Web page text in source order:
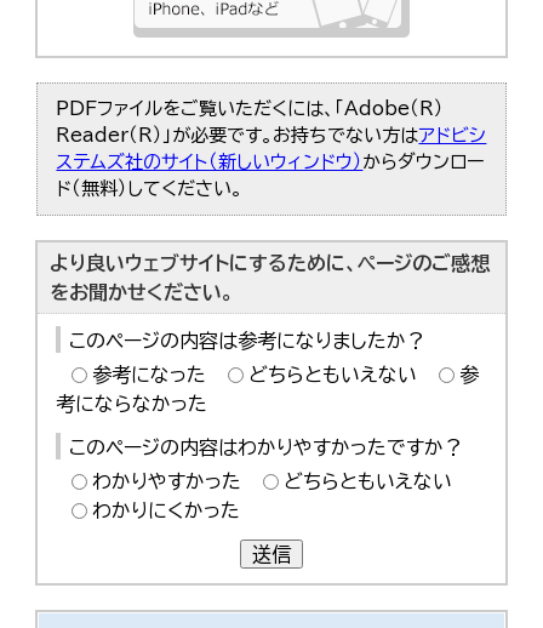
PDFファイルをご覧いただくには、「Adobe（R）
Reader（R）」が必要です。お持ちでない方はアドビシ
ステムズ社のサイト（新しいウィンドウ） からダウンロー
ド（無料）してください。
より良いウェブサイトにするために、ページのご感想
をお聞かせください。
このページの内容は参考になりましたか？
参考になった
どちらともいえない
参
考にならなかった
このページの内容はわかりやすかったですか？
わかりやすかった
どちらともいえない
わかりにくかった
送信